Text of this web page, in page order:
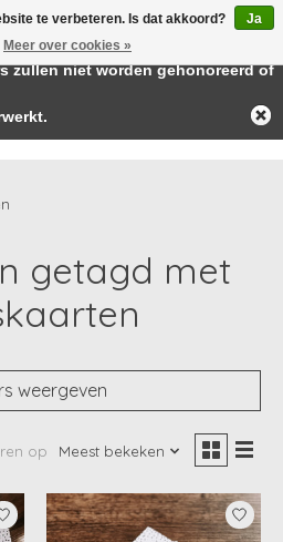
getagd met
weergeven
op Meest bekeken
te verbeteren. Is dat akkoord?
Ja
Meer over cookies »
Deze winkel is in aanbouw.
zullen niet worden gehonoreerd of